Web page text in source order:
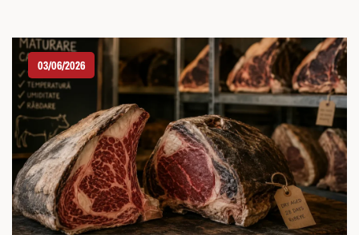
este […]
03/06/2026